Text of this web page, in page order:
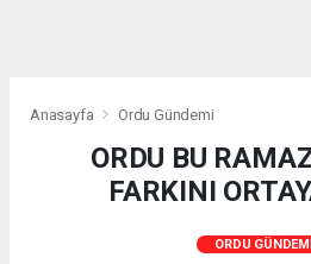
Anasayfa Ordu Gündemi
ORDU BU
FARKINI
ORDU